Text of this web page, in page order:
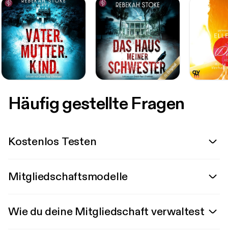
Häufig gestellte Fragen
Kostenlos Testen
Mitgliedschaftsmodelle
Wie du deine Mitgliedschaft verwaltest